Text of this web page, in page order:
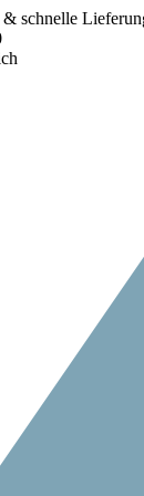
& schnelle